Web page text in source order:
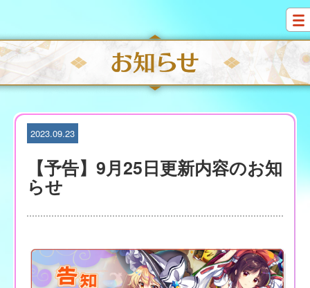
i
p
t
o
c
2023.09.23
【予告】9月25日更新内容のお知
らせ